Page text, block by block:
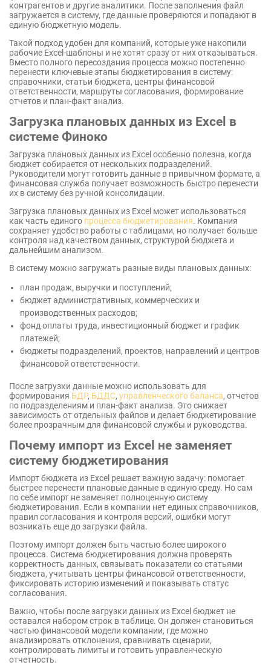
контрагентов и другие аналитики. После заполнения файл
загружается в систему, где данные проверяются и попадают в
единую бюджетную модель.
Такой подход удобен для компаний, которые уже накопили
рабочие Excel-шаблоны и не хотят сразу от них отказываться.
Вместо полного пересоздания процесса можно постепенно
перенести ключевые этапы бюджетирования в систему:
справочники, статьи бюджета, центры финансовой
ответственности, маршруты согласования, формирование
отчетов и план-факт анализ.
Загрузка плановых данных из Excel в
системе Финоко
Загрузка плановых данных из Excel особенно полезна, когда
бюджет собирается от нескольких подразделений.
Руководители могут готовить данные в привычном формате, а
финансовая служба получает возможность быстро перенести
их в систему без ручной консолидации.
Загрузка плановых данных из Excel может использоваться
как часть единого процесса бюджетирования. Компания
сохраняет удобство работы с таблицами, но получает больше
контроля над качеством данных, структурой бюджета и
дальнейшим анализом.
В систему можно загружать разные виды плановых данных:
план продаж, выручки и поступлений;
бюджет административных, коммерческих и
производственных расходов;
фонд оплаты труда, инвестиционный бюджет и график
платежей;
бюджеты подразделений, проектов, направлений и центров
финансовой ответственности.
После загрузки данные можно использовать для
формирования БДР, БДДС, управленческого баланса, отчетов
по подразделениям и план-факт анализа. Это снижает
зависимость от отдельных файлов и делает бюджетирование
более прозрачным для финансовой службы и руководства.
Почему импорт из Excel не заменяет
систему бюджетирования
Импорт бюджета из Excel решает важную задачу: помогает
быстрее перенести плановые данные в единую среду. Но сам
по себе импорт не заменяет полноценную систему
бюджетирования. Если в компании нет единых справочников,
правил согласования и контроля версий, ошибки могут
возникать еще до загрузки файла.
Поэтому импорт должен быть частью более широкого
процесса. Система бюджетирования должна проверять
корректность данных, связывать показатели со статьями
бюджета, учитывать центры финансовой ответственности,
фиксировать историю изменений и показывать статус
согласования.
Важно, чтобы после загрузки данных из Excel бюджет не
оставался набором строк в таблице. Он должен становиться
частью финансовой модели компании, где можно
анализировать отклонения, сравнивать сценарии,
контролировать лимиты и готовить управленческую
отчетность.